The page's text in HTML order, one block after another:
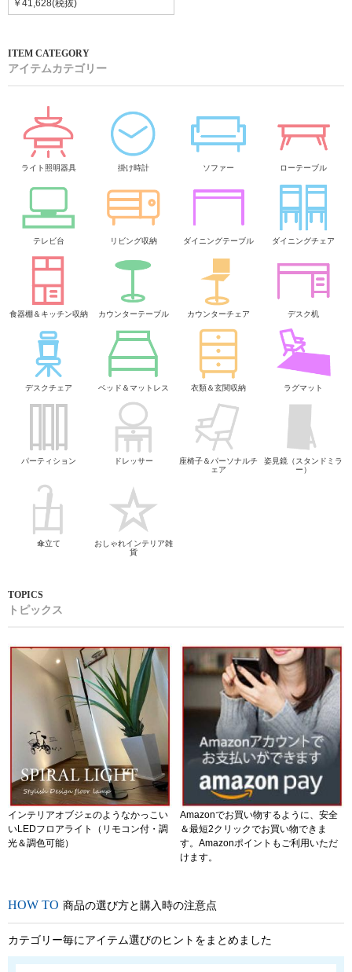
￥41,628(税抜)
アイテムカテゴリー
ライト照明器具 掛け時計 ソファー ローテーブル
テレビ台 リビング収納 ダイニングテーブル ダイニングチェア
食器棚＆キッチン収納 カウンターテーブル カウンターチェア デスク机
デスクチェア ベッド＆マットレス 衣類＆玄関収納 ラグマット
パーティション ドレッサー
座椅子＆パーソナルチ
ェア
姿見鏡（スタンドミラ
ー）
傘立て
おしゃれインテリア雑
貨
トピックス
インテリアオブジェのようなかっこい
いLEDフロアライト（リモコン付・調
光＆調色可能）
Amazonでお買い物するように、安全
＆最短2クリックでお買い物できま
す。Amazonポイントもご利用いただ
けます。
商品の選び方と購入時の注意点
カテゴリー毎にアイテム選びのヒントをまとめました